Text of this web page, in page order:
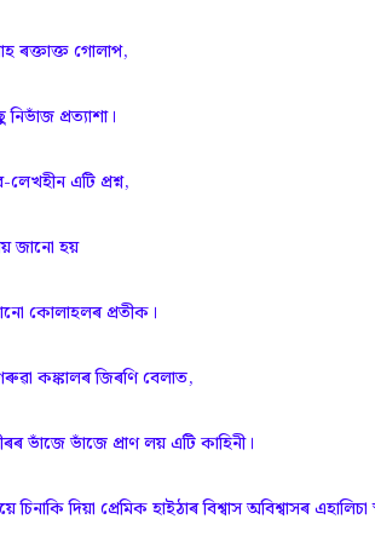
ৰক্তাক্ত গোলাপ,
নিভাঁজ প্রত্যাশা।
লেখহীন এটি প্রশ্ন,
জানো হয়
কোলাহলৰ প্ৰতীক।
কঙ্কালৰ জিৰণি বেলাত,
ভাঁজে ভাঁজে প্রাণ লয় এটি কাহিনী।
চিনাকি দিয়া প্রেমিক হাইঠাৰ বিশ্বাস অবিশ্বাসৰ এহালিচা